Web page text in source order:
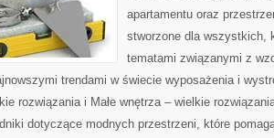
apartamentu oraz
stworzone dla wszystkich,
tematami związanymi z
trendami w świecie wyposażenia i
rozwiązania i Małe wnętrza – wielkie
dotyczące modnych przestrzeni, które